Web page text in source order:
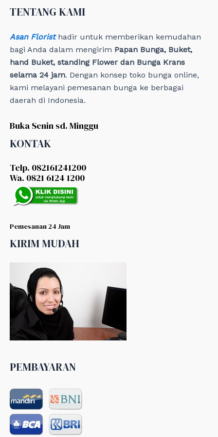
s
TENTANG KAMI
Asan Floristhadir untuk memberikan kemudahan
bagi Anda dalam mengirim Papan Bunga, Buket,
hand Buket, standing Flower dan Bunga Krans
selama 24 jam. Dengan konsep toko bunga online,
kami melayani pemesanan bunga ke berbagai
daerah di Indonesia.
Buka Senin sd. Minggu
KONTAK
Telp. 082161241200
Wa. 0821 6124 1200
Pemesanan 24 Jam
KIRIM MUDAH
PEMBAYARAN